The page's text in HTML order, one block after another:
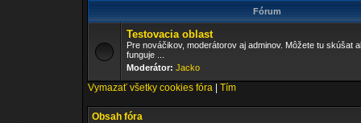
Fórum
Testovacia oblast
Pre nováčikov, moderátorov aj adminov. Môžete tu skúšat
funguje ...
Moderátor: Jacko
Vymazať všetky cookies fóra Tím
Obsah fóra